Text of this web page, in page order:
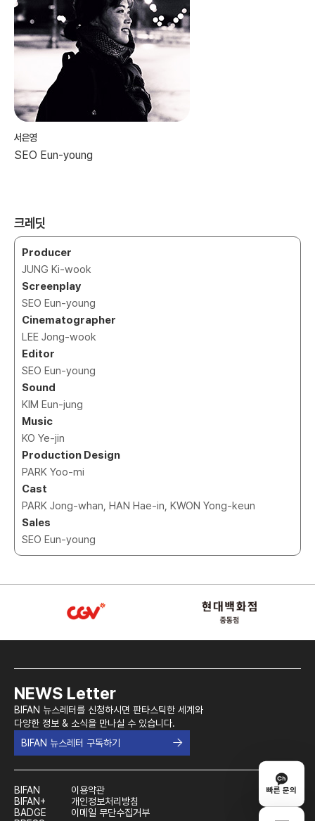
빠른 문의
서은영
SEO Eun-young
크레딧
Producer
JUNG Ki-wook
Screenplay
SEO Eun-young
Cinematographer
LEE Jong-wook
Editor
SEO Eun-young
Sound
KIM Eun-jung
Music
KO Ye-jin
Production Design
PARK Yoo-mi
Cast
PARK Jong-whan, HAN Hae-in, KWON Yong-keun
Sales
SEO Eun-young
NEWS Letter
BIFAN 뉴스레터를 신청하시면 판타스틱한 세계와
다양한 정보 & 소식을 만나실 수 있습니다.
BIFAN 뉴스레터 구독하기
BIFAN
BIFAN+
BADGE
이용약관
개인정보처리방침
이메일 무단수집거부